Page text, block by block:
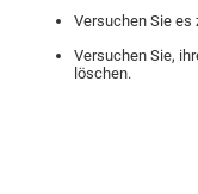
Versuchen Sie es
Versuchen Sie,
löschen.